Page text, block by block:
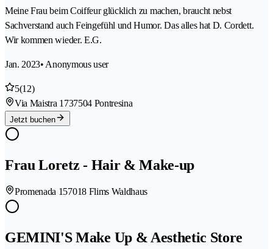
Meine Frau beim Coiffeur glücklich zu machen, braucht nebst
Sachverstand auch Feingefühl und Humor. Das alles hat D. Cordett.
Wir kommen wieder. E.G.
Jan. 2023• Anonymous user
5(12)
Via Maistra 1737504 Pontresina
Jetzt buchen
Frau Loretz - Hair & Make-up
Promenada 157018 Flims Waldhaus
GEMINI'S Make Up & Aesthetic Store